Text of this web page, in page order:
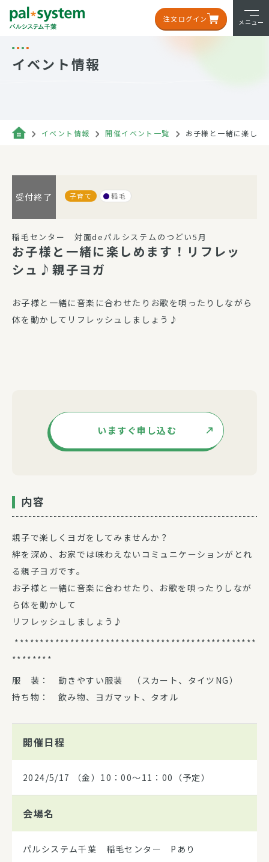
注文ログイン メニュー
イベント情報
イベント情報 開催イベント一覧 お子様と一緒に楽し
受付終了 子育て 稲毛
稲毛センター 対面deパルシステムのつどい5月
お子様と一緒に楽しめます！リフレッ
シュ♪親子ヨガ
お子様と一緒に音楽に合わせたりお歌を唄ったりしながら
体を動かしてリフレッシュしましょう♪
いますぐ申し込む
内容
親子で楽しくヨガをしてみませんか？
絆を深め、お家では味わえないコミュニケーションがとれ
る親子ヨガです。
お子様と一緒に音楽に合わせたり、お歌を唄ったりしなが
ら体を動かして
リフレッシュしましょう♪
************************************************
********
服 装： 動きやすい服装 （スカート、タイツNG）
持ち物： 飲み物、ヨガマット、タオル
開催日程
2024/5/17 （金）10：00～11：00（予定）
会場名
パルシステム千葉 稲毛センター Pあり